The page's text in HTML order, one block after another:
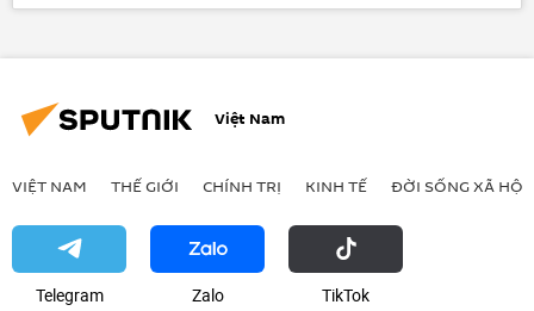
Xã hội
Hà Nội
Điện Biên Phủ
Việt Nam
VIỆT NAM THẾ GIỚI CHÍNH TRỊ KINH TẾ ĐỜI SỐNG XÃ HỘI
Telegram Zalo ТikТоk